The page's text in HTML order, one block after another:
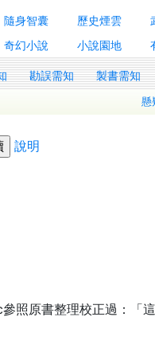
隨身智囊 歷史煙雲
奇幻小說 小說園地
勘誤需知 製書需知
懸
說明
照原書整理校正過：「